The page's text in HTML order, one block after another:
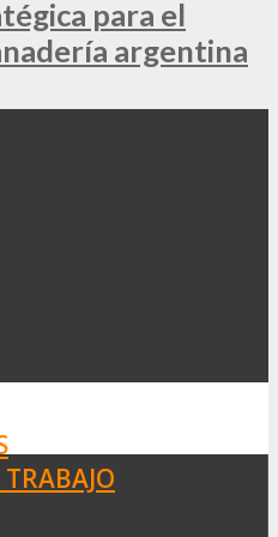
para el
argentina
TRABAJO